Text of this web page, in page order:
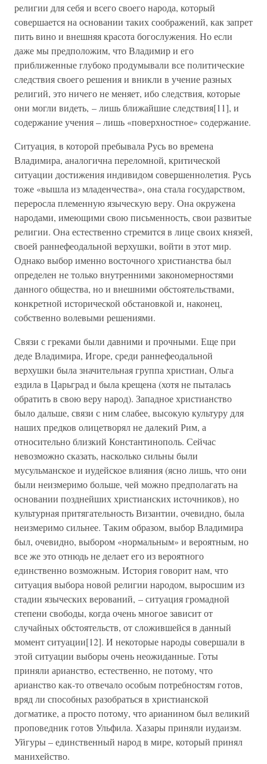
религии для себя и всего своего народа, который
совершается на основании таких соображений, как запрет
пить вино и внешняя красота богослужения. Но если
даже мы предположим, что Владимир и его
приближенные глубоко продумывали все политические
следствия своего решения и вникли в учение разных
религий, это ничего не меняет, ибо следствия, которые
они могли видеть, – лишь ближайшие следствия[11], и
содержание учения – лишь «поверхностное» содержание.
Ситуация, в которой пребывала Русь во времена
Владимира, аналогична переломной, критической
ситуации достижения индивидом совершеннолетия. Русь
тоже «вышла из младенчества», она стала государством,
переросла племенную языческую веру. Она окружена
народами, имеющими свою письменность, свои развитые
религии. Она естественно стремится в лице своих князей,
своей раннефеодальной верхушки, войти в этот мир.
Однако выбор именно восточного христианства был
определен не только внутренними закономерностями
данного общества, но и внешними обстоятельствами,
конкретной исторической обстановкой и, наконец,
собственно волевыми решениями.
Связи с греками были давними и прочными. Еще при
деде Владимира, Игоре, среди раннефеодальной
верхушки была значительная группа христиан, Ольга
ездила в Царьград и была крещена (хотя не пыталась
обратить в свою веру народ). Западное христианство
было дальше, связи с ним слабее, высокую культуру для
наших предков олицетворял не далекий Рим, а
относительно близкий Константинополь. Сейчас
невозможно сказать, насколько сильны были
мусульманское и иудейское влияния (ясно лишь, что они
были неизмеримо больше, чей можно предполагать на
основании позднейших христианских источников), но
культурная притягательность Византии, очевидно, была
неизмеримо сильнее. Таким образом, выбор Владимира
был, очевидно, выбором «нормальным» и вероятным, но
все же это отнюдь не делает его из вероятного
единственно возможным. История говорит нам, что
ситуация выбора новой религии народом, выросшим из
стадии языческих верований, – ситуация громадной
степени свободы, когда очень многое зависит от
случайных обстоятельств, от сложившейся в данный
момент ситуации[12]. И некоторые народы совершали в
этой ситуации выборы очень неожиданные. Готы
приняли арианство, естественно, не потому, что
арианство как-то отвечало особым потребностям готов,
вряд ли способных разобраться в христианской
догматике, а просто потому, что арианином был великий
проповедник готов Ульфила. Хазары приняли иудаизм.
Уйгуры – единственный народ в мире, который принял
манихейство.